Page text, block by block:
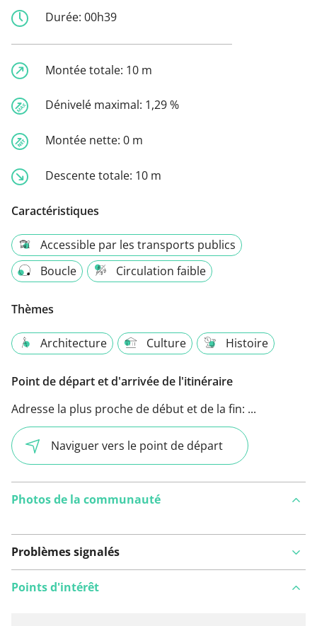
Durée: 00h39
Montée totale: 10 m
Dénivelé maximal: 1,29 %
Montée nette: 0 m
Descente totale: 10 m
Caractéristiques
Accessible par les transports publics
Boucle
Circulation faible
Thèmes
Architecture Culture Histoire
Point de départ et d'arrivée de l'itinéraire
Adresse la plus proche de début et de la fin: ...
Naviguer vers le point de départ
Photos de la communauté
Problèmes signalés
Points d'intérêt